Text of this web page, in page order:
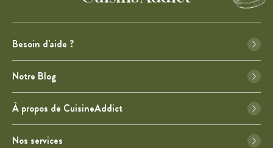
Besoin d'aide ?
Notre Blog
À propos de CuisineAddict
Nos services